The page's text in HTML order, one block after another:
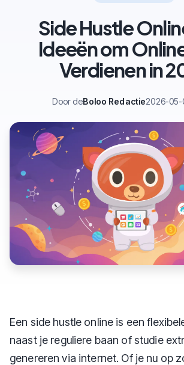
Side Hustle
Ideeën om
Verdienen in
Door deBoloo Redactie2026-05-
Een side hustle online is een
naast je reguliere baan of studie
genereren via internet. Of je nu op